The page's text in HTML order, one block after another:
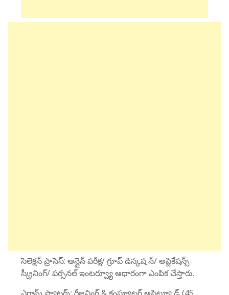
సెలెక్షన్ ప్రాసెస్: ఆన్లైన్ పరీక్ష/ గ్రూప్ డిస్కష న్/ అప్లికేషన్స్
స్క్రీనింగ్/ పర్సనల్ ఇంటర్వ్యూ ఆధారంగా ఎంపిక చేస్తారు.